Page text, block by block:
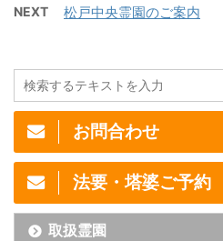
NEXT 松戸中央霊園のご案内
お問合わせ
法要・塔婆ご予約
取扱霊園